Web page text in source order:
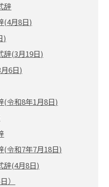
辞
月8日)
)
(3月19日)
6日)
和8年1月8日)
和7年7月18日)
(4月8日)
）